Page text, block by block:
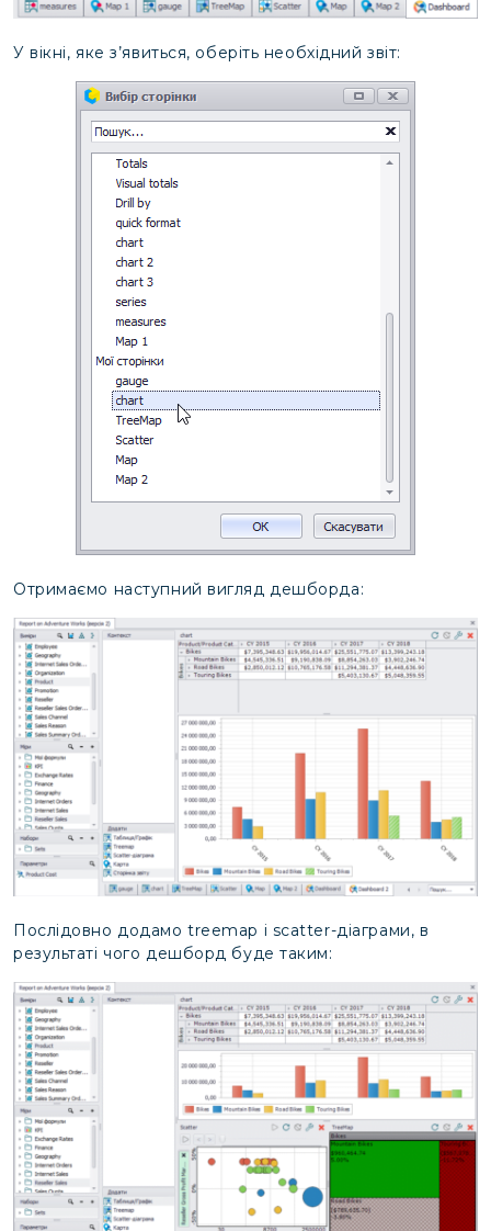
У вікні, яке з’явиться, оберіть необхідний звіт:
Отримаємо наступний вигляд дешборда:
Послідовно додамо treemap і scatter-діаграми, в
результаті чого дешборд буде таким: